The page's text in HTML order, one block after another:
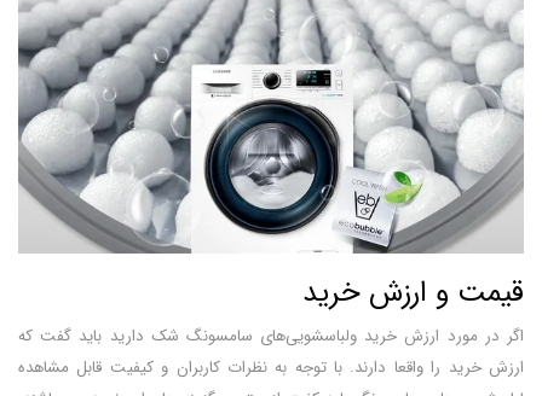
قیمت و ارزش خرید
اگر در مورد ارزش خرید ولباسشویی‌های سامسونگ شک دارید باید گفت که
ارزش خرید را واقعا دارند. با توجه به نظرات کاربران و کیفیت قابل مشاهده